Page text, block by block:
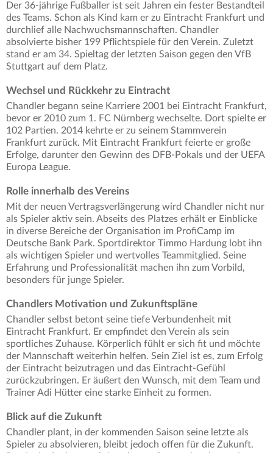
Der 36-jährige Fußballer ist seit Jahren ein fester Bestandteil
des Teams. Schon als Kind kam er zu Eintracht Frankfurt und
durchlief alle Nachwuchsmannschaften. Chandler
absolvierte bisher 199 Pflichtspiele für den Verein. Zuletzt
stand er am 34. Spieltag der letzten Saison gegen den VfB
Stuttgart auf dem Platz.
Wechsel und Rückkehr zu Eintracht
Chandler begann seine Karriere 2001 bei Eintracht Frankfurt,
bevor er 2010 zum 1. FC Nürnberg wechselte. Dort spielte er
102 Partien. 2014 kehrte er zu seinem Stammverein
Frankfurt zurück. Mit Eintracht Frankfurt feierte er große
Erfolge, darunter den Gewinn des DFB-Pokals und der UEFA
Europa League.
Rolle innerhalb des Vereins
Mit der neuen Vertragsverlängerung wird Chandler nicht nur
als Spieler aktiv sein. Abseits des Platzes erhält er Einblicke
in diverse Bereiche der Organisation im ProfiCamp im
Deutsche Bank Park. Sportdirektor Timmo Hardung lobt ihn
als wichtigen Spieler und wertvolles Teammitglied. Seine
Erfahrung und Professionalität machen ihn zum Vorbild,
besonders für junge Spieler.
Chandlers Motivation und Zukunftspläne
Chandler selbst betont seine tiefe Verbundenheit mit
Eintracht Frankfurt. Er empfindet den Verein als sein
sportliches Zuhause. Körperlich fühlt er sich fit und möchte
der Mannschaft weiterhin helfen. Sein Ziel ist es, zum Erfolg
der Eintracht beizutragen und das Eintracht-Gefühl
zurückzubringen. Er äußert den Wunsch, mit dem Team und
Trainer Adi Hütter eine starke Einheit zu formen.
Blick auf die Zukunft
Chandler plant, in der kommenden Saison seine letzte als
Spieler zu absolvieren, bleibt jedoch offen für die Zukunft.